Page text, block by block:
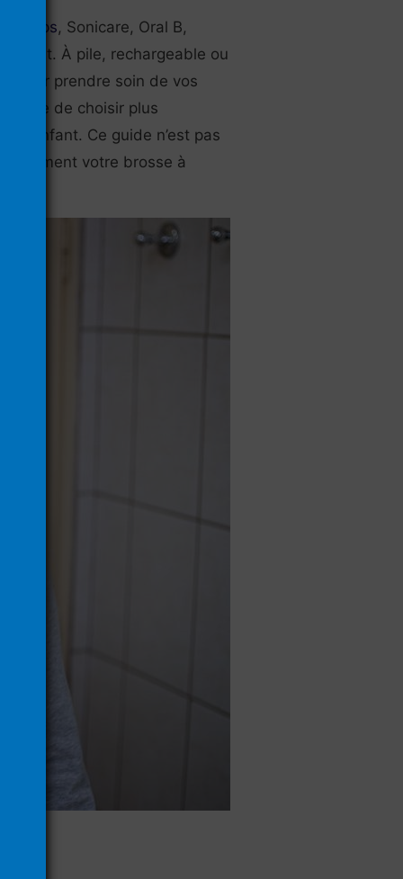
Philips, Sonicare, Oral B,
À pile, rechargeable ou
pour prendre soin de vos
de choisir plus
enfant. Ce guide n’est pas
votre brosse à